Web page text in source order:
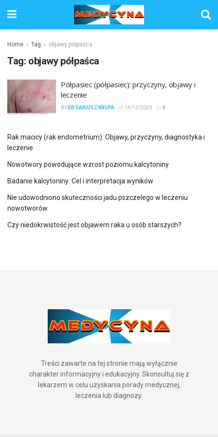
Home Tag objawy półpaśca
Tag: objawy półpaśca
Półpasiec (półpasiec): przyczyny, objawy i
leczenie
BY DR DARIUSZ KRUPA 14/12/2020 0
Rak macicy (rak endometrium): Objawy, przyczyny, diagnostyka i
leczenie
Nowotwory powodujące wzrost poziomu kalcytoniny
Badanie kalcytoniny: Cel i interpretacja wyników
Nie udowodniono skuteczności jadu pszczelego w leczeniu
nowotworów
Czy niedokrwistość jest objawem raka u osób starszych?
Treści zawarte na tej stronie mają wyłącznie
charakter informacyjny i edukacyjny. Skonsultuj się z
lekarzem w celu uzyskania porady medycznej,
leczenia lub diagnozy.